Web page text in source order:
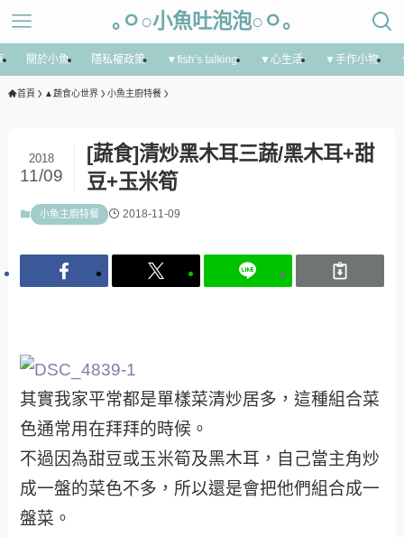
｡ㅇ○小魚吐泡泡○ㅇ｡
關於小魚 隱私權政策 ▼fish’s talking ▼心生活 ▼手作小物
首頁 ▲蔬食心世界 小魚主廚特餐
[蔬食]清炒黑木耳三蔬/黑木耳+甜
豆+玉米筍
2018
11/09
小魚主廚特餐 2018-11-09
其實我家平常都是單樣菜清炒居多，這種組合菜
色通常用在拜拜的時候。
不過因為甜豆或玉米筍及黑木耳，自己當主角炒
成一盤的菜色不多，所以還是會把他們組合成一
盤菜。